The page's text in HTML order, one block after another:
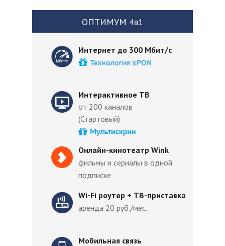
Wi-Fi роутер + ТВ-приставка
аренда 20 руб./мес.
Онлайн-кинотеатр Wink
фильмы и сериалы в одной
подписке
Мобильная связь
Интернет до 300 Мбит/с
ОПТИМУМ 4в1
Интерактивное ТВ
от 200 каналов
(Стартовый)